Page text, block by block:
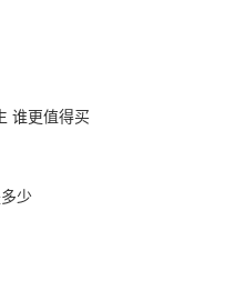
谁更值得买
少